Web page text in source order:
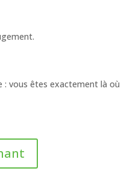
vous êtes exactement là